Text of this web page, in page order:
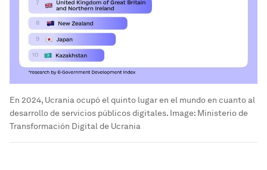
En 2024, Ucrania ocupó el quinto lugar en el mundo en cuanto al
desarrollo de servicios públicos digitales. Image: Ministerio de
Transformación Digital de Ucrania